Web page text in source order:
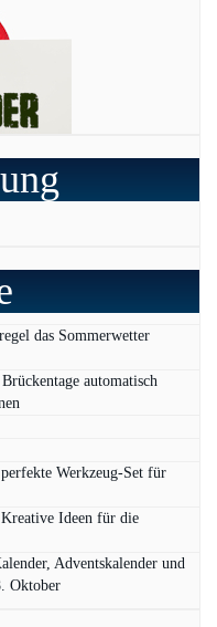
das Sommerwetter
automatisch
Werkzeug-Set für
Ideen für die
Adventskalender und
Oktober